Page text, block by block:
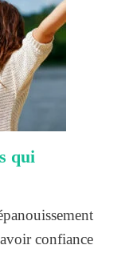
qui
confiance